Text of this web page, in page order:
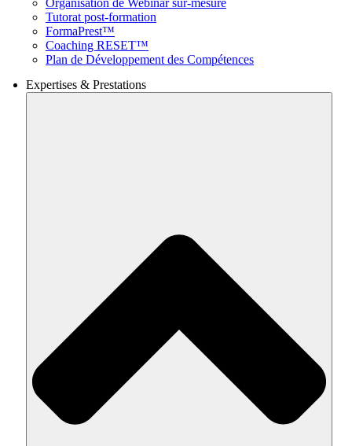
Tutorat post-formation
FormaPrest™
Coaching RESET™
Plan de Développement des Compétences
Expertises & Prestations